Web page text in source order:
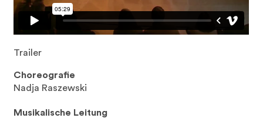
Trailer
Choreografie
Nadja Raszewski
Musikalische Leitung